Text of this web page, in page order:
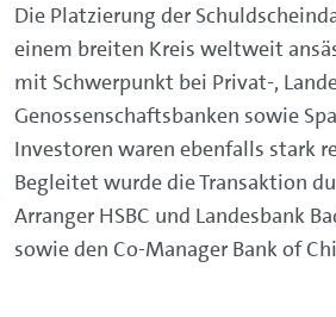
Die Platzierung der
einem breiten Kreis weltweit
mit Schwerpunkt bei Privat-,
Genossenschaftsbanken sowie
Investoren waren ebenfalls stark
Begleitet wurde die Transaktion
Arranger HSBC und Landesbank
sowie den Co-Manager Bank of